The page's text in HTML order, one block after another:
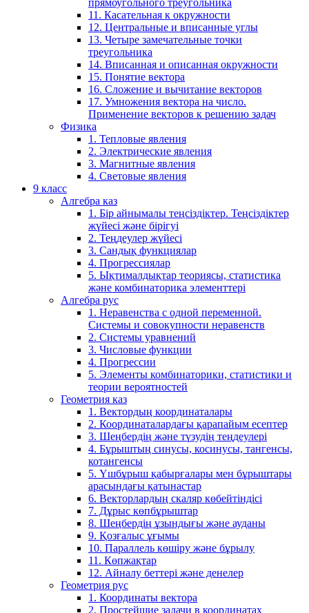
11. Касательная к окружности
12. Центральные и вписанные углы
13. Четыре замечательные точки
треугольника
14. Вписанная и описанная окружности
15. Понятие вектора
16. Сложение и вычитание векторов
17. Умножения вектора на число.
Применение векторов к решению задач
Физика
1. Тепловые явления
2. Электрические явления
3. Магнитные явления
4. Световые явления
9 класс
Алгебра каз
1. Бір айнымалы теңсіздіктер. Теңсіздіктер
жүйесі және бірігуі
2. Теңдеулер жүйесі
3. Сандық функциялар
4. Прогрессиялар
5. Ықтималдықтар теориясы, статистика
және комбинаторика элементтері
Алгебра рус
1. Неравенства с одной переменной.
Системы и совокупности неравенств
2. Системы уравнений
3. Числовые функции
4. Прогрессии
5. Элементы комбинаторики, статистики и
теории вероятностей
Геометрия каз
1. Вектордың координаталары
2. Координаталардағы қарапайым есептер
3. Шеңбердің және түзудің теңдеулері
4. Бұрыштың синусы, косинусы, тангенсы,
котангенсы
5. Үшбұрыш қабырғалары мен бұрыштары
арасындағы қатынастар
6. Векторлардың скаляр көбейтіндісі
7. Дұрыс көпбұрыштар
8. Шеңбердің ұзындығы және ауданы
9. Қозғалыс ұғымы
10. Параллель көшіру және бұрылу
11. Көпжақтар
12. Айналу беттері және денелер
Геометрия рус
1. Координаты вектора
2. Простейшие задачи в координатах